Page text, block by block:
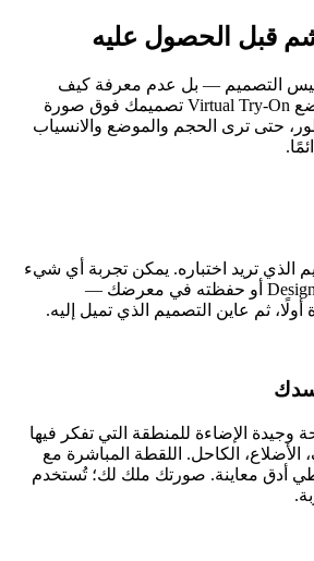
قبل الحصول عليه
التصميم — بل عدم معرفة كيف
سيستقر على جسدك. يضع Virtual Try-On تصميمك فوق صورة
حتى ترى الحجم والموضع والانسياب
الذي تريد اختباره. يمكن تجربة أي شيء
أنشأته في Design Forge أو حفظته في معرضك —
ثم عاين التصميم الذي تميل إليه.
الإضاءة للمنطقة التي تفكر فيها
الكاحل. اللقطة المباشرة مع
أدق معاينة. صورتك ملك لك؛ تُستخدم